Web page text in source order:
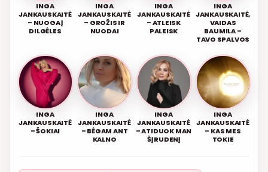
INGA
JANKAUSKAITĖ
– NUOGA Į
DILGĖLES
INGA
JANKAUSKAITĖ
– GROŽIS IR
NUODAI
INGA
JANKAUSKAITĖ
– ATLEISK
PALEISK
INGA
JANKAUSKAITĖ,
VAIDAS
BAUMILA –
TAVO SPALVOS
INGA
JANKAUSKAITĖ
– ŠOKIAI
INGA
JANKAUSKAITĖ
– BĖGAM ANT
KALNO
INGA
JANKAUSKAITĖ
– ATIDUOK MAN
ŠĮ RUDENĮ
INGA
JANKAUSKAITĖ
– KAS MES
TOKIE